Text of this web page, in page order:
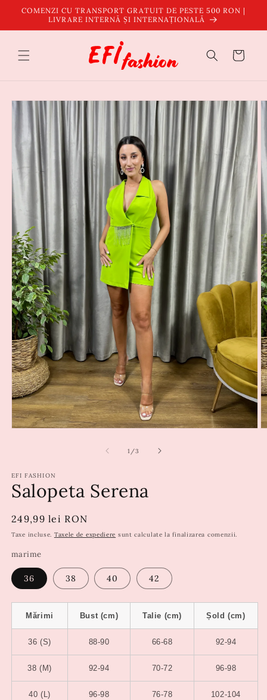
Salt la
conținut
COMENZI CU TRANSPORT GRATUIT DE PESTE 500 RON |
LIVRARE INTERNĂ ȘI INTERNAȚIONALĂ
Coș
informațiile
despre
produs
1 /din
3
EFI FASHION
Salopeta Serena
Preț
obișnuit
249,99 lei RON
Taxe incluse. Taxele de expediere sunt calculate la finalizarea comenzii.
marime
36 38 40 42
Mărimi Bust (cm) Talie (cm) Șold (cm)
36 (S) 88-90 66-68 92-94
38 (M) 92-94 70-72 96-98
40 (L) 96-98 76-78 102-104